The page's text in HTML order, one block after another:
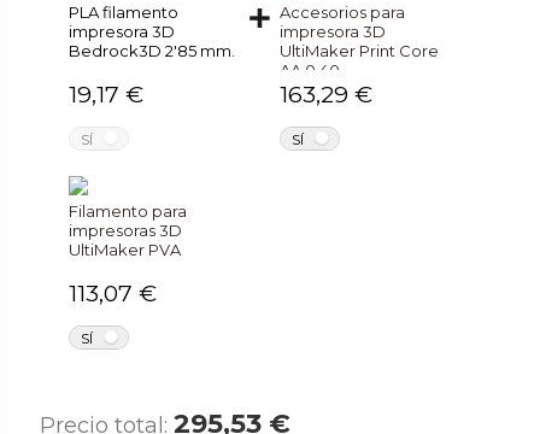
PLA filamento
impresora 3D
Bedrock3D 2'85 mm.
19,17 €
SÍ
Accesorios para
impresora 3D
UltiMaker Print Core
AA 0.40
163,29 €
SÍ
Filamento para
impresoras 3D
UltiMaker PVA
113,07 €
SÍ
Precio total:295,53 €